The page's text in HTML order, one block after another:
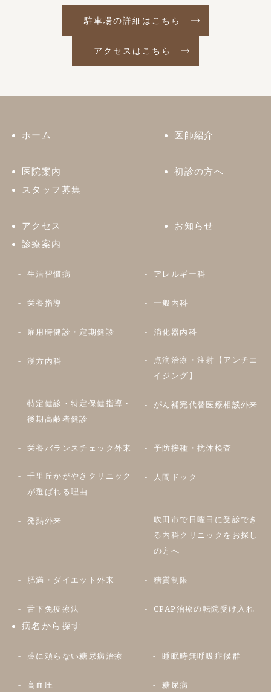
駐車場の詳細はこちら
アクセスはこちら
ホーム 医師紹介
医院案内
スタッフ募集
初診の方へ
アクセス
お知らせ
診療案内
生活習慣病 アレルギー科
栄養指導 一般内科
雇用時健診・定期健診 消化器内科
漢方内科
点滴治療・注射【アンチエ
イジング】
特定健診・特定保健指導・
後期高齢者健診
がん補完代替医療相談外来
栄養バランスチェック外来 予防接種・抗体検査
千里丘かがやきクリニック
が選ばれる理由
人間ドック
発熱外来
吹田市で日曜日に受診でき
る内科クリニックをお探し
の方へ
肥満・ダイエット外来 糖質制限
舌下免疫療法 CPAP治療の転院受け入れ
病名から探す
薬に頼らない糖尿病治療 睡眠時無呼吸症候群
高血圧 糖尿病